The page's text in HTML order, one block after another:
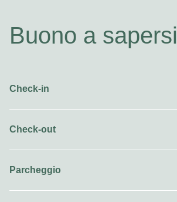
Buono a sapersi
Check-in
Check-out
Parcheggio